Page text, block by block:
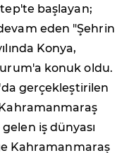
başlayan;
eden "Şehrin
Konya,
konuk oldu.
gerçekleştirilen
iş dünyası
Kahramanmaraş